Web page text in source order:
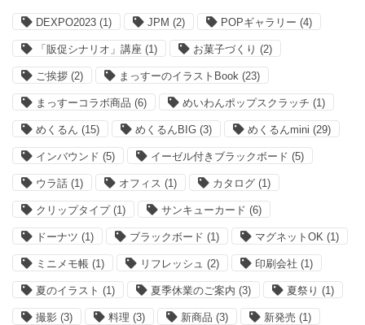
DEXPO2023 (1) JPM (2) POPギャラリー (4)
「販促シナリオ」講座 (1) お菓子づくり (2)
ご挨拶 (2) まっすーのイラストBook (23)
まっすーコラボ商品 (6) めいわんポップスクラッチ (1)
めくるん (15) めくるんBIG (3) めくるんmini (29)
インバウンド (5) イーゼル付きブラックボード (5)
ウラ話 (1) オフィス (1) カタログ (1)
クリップタイプ(1) サンキューカード (6)
ドーナツ (1) ブラックボード (1) マグネットOK (1)
ミニメモ帳 (1) リフレッシュ (2) 印刷会社 (1)
夏のイラスト (1) 夏季休業のご案内 (3) 夏祭り (1)
撮影 (3) 料理 (3) 新商品 (3) 新発売 (1)